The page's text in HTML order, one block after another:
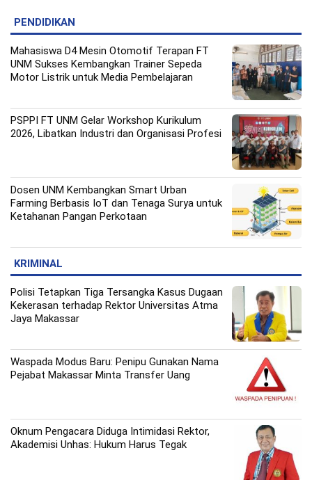
PENDIDIKAN
Mahasiswa D4 Mesin Otomotif Terapan FT
UNM Sukses Kembangkan Trainer Sepeda
Motor Listrik untuk Media Pembelajaran
PSPPI FT UNM Gelar Workshop Kurikulum
2026, Libatkan Industri dan Organisasi Profesi
Dosen UNM Kembangkan Smart Urban
Farming Berbasis IoT dan Tenaga Surya untuk
Ketahanan Pangan Perkotaan
KRIMINAL
Polisi Tetapkan Tiga Tersangka Kasus Dugaan
Kekerasan terhadap Rektor Universitas Atma
Jaya Makassar
Waspada Modus Baru: Penipu Gunakan Nama
Pejabat Makassar Minta Transfer Uang
Oknum Pengacara Diduga Intimidasi Rektor,
Akademisi Unhas: Hukum Harus Tegak